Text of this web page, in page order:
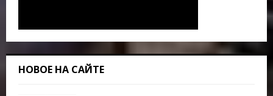
НОВОЕ НА САЙТЕ